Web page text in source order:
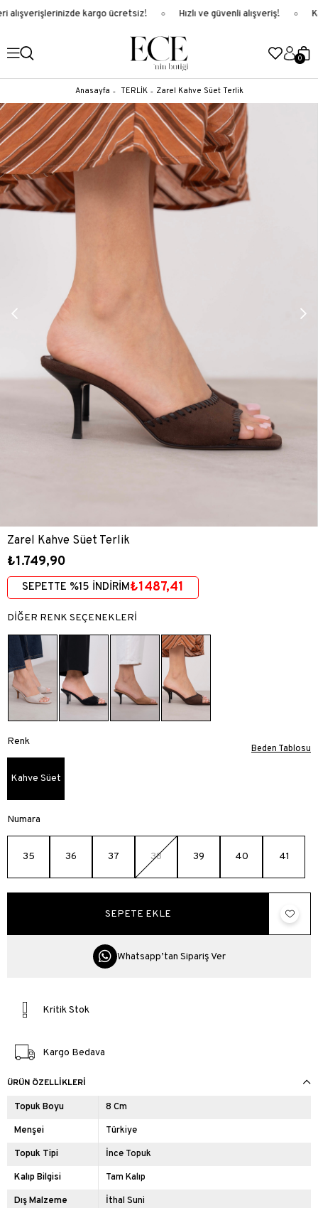
alışverişlerinizde kargo ücretsiz! Hızlı ve güvenli alışveriş!
0
Anasayfa TERLİK Zarel Kahve Süet Terlik
Zarel Kahve Süet Terlik
₺1.749,90
SEPETTE %15 İNDİRİM₺1487,41
DİĞER RENK SEÇENEKLERİ
Renk
Kahve Süet
Numara
35 36 37 38 39 40 41
Beden Tablosu
Whatsapp’tan Sipariş Ver
Kritik Stok
Kargo Bedava
ÜRÜN ÖZELLIKLERI
Topuk Boyu 8 Cm
Menşei Türkiye
Topuk Tipi İnce Topuk
Kalıp Bilgisi Tam Kalıp
Dış Malzeme İthal Suni